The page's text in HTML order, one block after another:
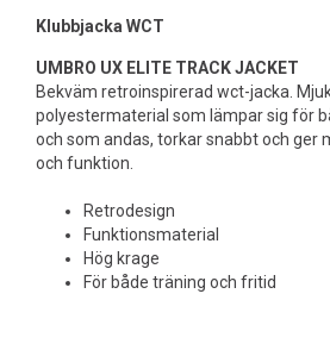
Klubbjacka WCT
UMBRO UX ELITE TRACK JACKET
Bekväm retroinspirerad wct-jacka.
polyestermaterial som lämpar sig för
och som andas, torkar snabbt och ger
och funktion.
Retrodesign
Funktionsmaterial
Hög krage
För både träning och fritid